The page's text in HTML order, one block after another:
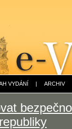
VYDÁNÍ | ARCHIV